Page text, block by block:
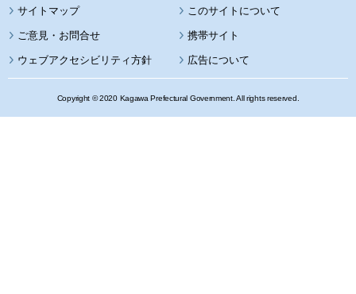
サイトマップ このサイトについて
携帯サイト
ウェブアクセシビリティ方針 広告について
Copyright © 2020 Kagawa Prefectural Government. All rights reserved.